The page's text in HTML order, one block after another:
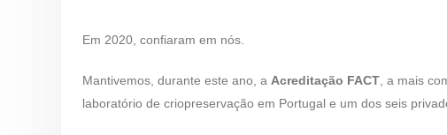
Em 2020, confiaram em nós.
Mantivemos, durante este ano, a Acreditação FACT , a mais
laboratório de criopreservação em Portugal e um dos seis